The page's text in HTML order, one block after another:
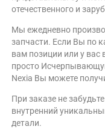
отечественного и
Мы ежедневно
запчасти. Если Вы по
вам позиции или у вас
просто
Nexia Вы можете
При заказе не
внутренний
детали.